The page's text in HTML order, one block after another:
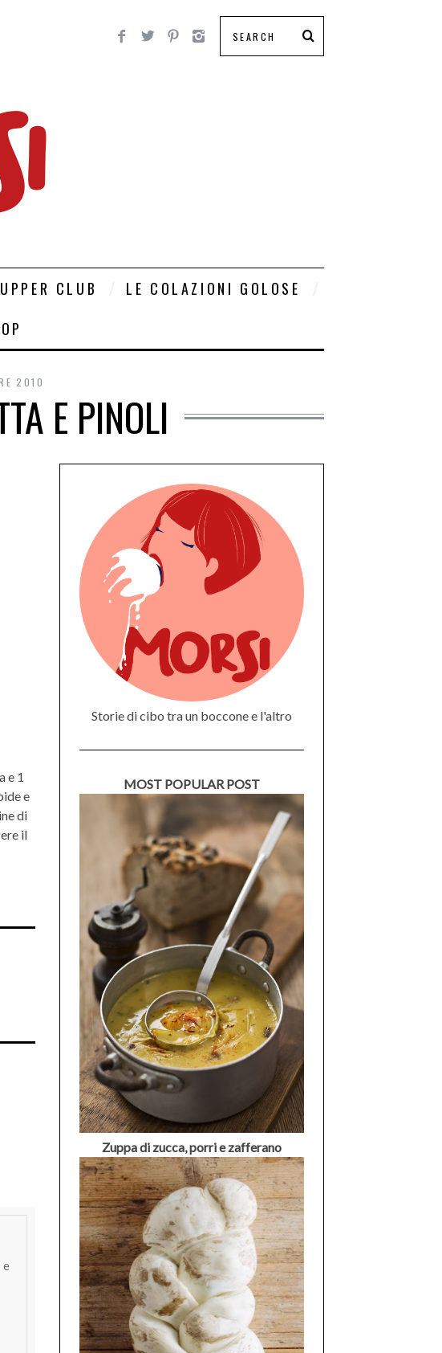
CLUB
LE COLAZIONI GOLOSE
2010
E PINOLI
e 1
e
di
il
e
Storie di cibo tra un boccone e l'altro
MOST POPULAR POST
Zuppa di zucca, porri e zafferano